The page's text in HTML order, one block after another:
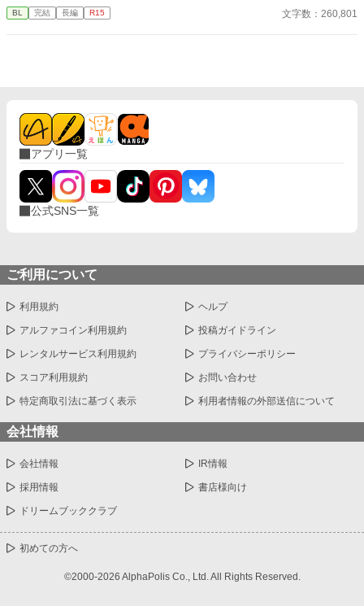
てくれない公爵家の宰相様と婚約することになってしまう。 だ
けど、婚約なんて名ばかりで、会話を交わすことはなく、同じ王
されることが決まる。 ほとんど話したことすらない、僕の婚約
者になるはずだった宰相様は、これまでどおり、ろくに言葉も交
わさないまま、「婚約は考え直すことになった」とだけ告げて去
って行った。 寂しいと言えば寂しかった。彼に相応しくなりた
くて、頑張ってきたつもりだったから。だけど、仕方ないん
だ…… 全てを諦めて、王都からは遠い、幽閉の砦に連れてこら
れた僕は、そこで新たな生活を始める。食事を用意したり、荒れ
っているし、のんびり暮らしたいだけなんです！ 僕に構ってな
いで諦めてください！ ＊残酷な描写があり、攻め（宰相）が受け
以外に非道なことをしたりしますが、受けには優しいです。
BL 完結 長編 R15 文字数：260,801
アプリ一覧
公式SNS一覧
ご利用について
利用規約 ヘルプ
アルファコイン利用規約 投稿ガイドライン
レンタルサービス利用規約 プライバシーポリシー
スコア利用規約 お問い合わせ
特定商取引法に基づく表示 利用者情報の外部送信について
会社情報
会社情報 IR情報
採用情報 書店様向け
ドリームブッククラブ
初めての方へ
©2000-2026 AlphaPolis Co., Ltd. All Rights Reserved.